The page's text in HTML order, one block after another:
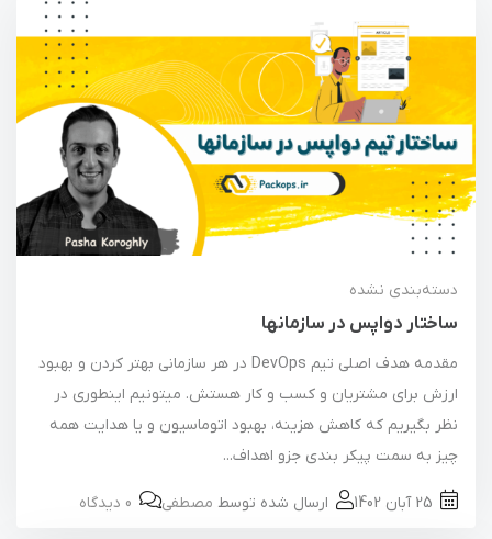
دسته‌بندی نشده
ساختار دواپس در سازمانها
مقدمه هدف اصلی تیم DevOps در هر سازمانی بهتر کردن و بهبود
ارزش برای مشتریان و کسب و کار هستش. میتونیم اینطوری در
نظر بگیریم که کاهش هزینه، بهبود اتوماسیون و یا هدایت همه
چیز به سمت پیکر بندی جزو اهداف...
ارسال شده توسط مصطفی 0 دیدگاه